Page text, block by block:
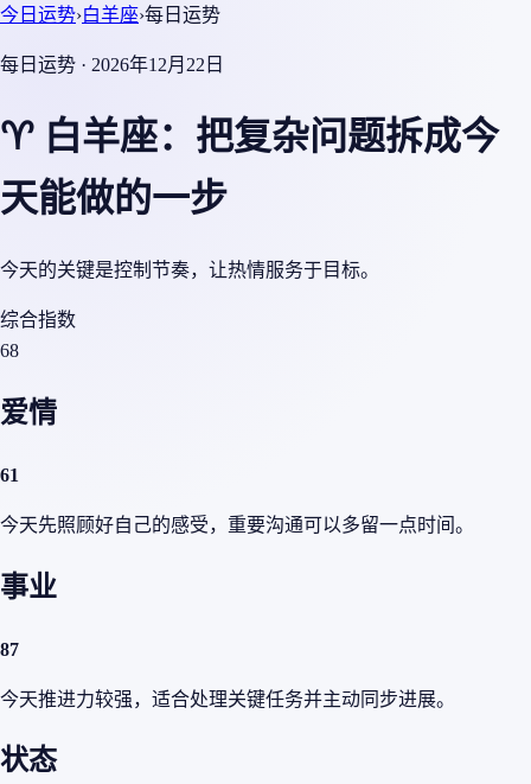
今日运势›白羊座›每日运势
每日运势 · 2026年12月22日
♈ 白羊座：把复杂问题拆成今
天能做的一步
今天的关键是控制节奏，让热情服务于目标。
综合指数
68
爱情
61
今天先照顾好自己的感受，重要沟通可以多留一点时间。
事业
87
今天推进力较强，适合处理关键任务并主动同步进展。
状态